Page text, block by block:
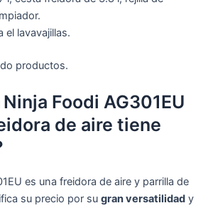
el lavavajillas.
productos.
Foodi AG301EU
de aire tiene
es una freidora de aire y parrilla de
su precio por su gran versatilidad y